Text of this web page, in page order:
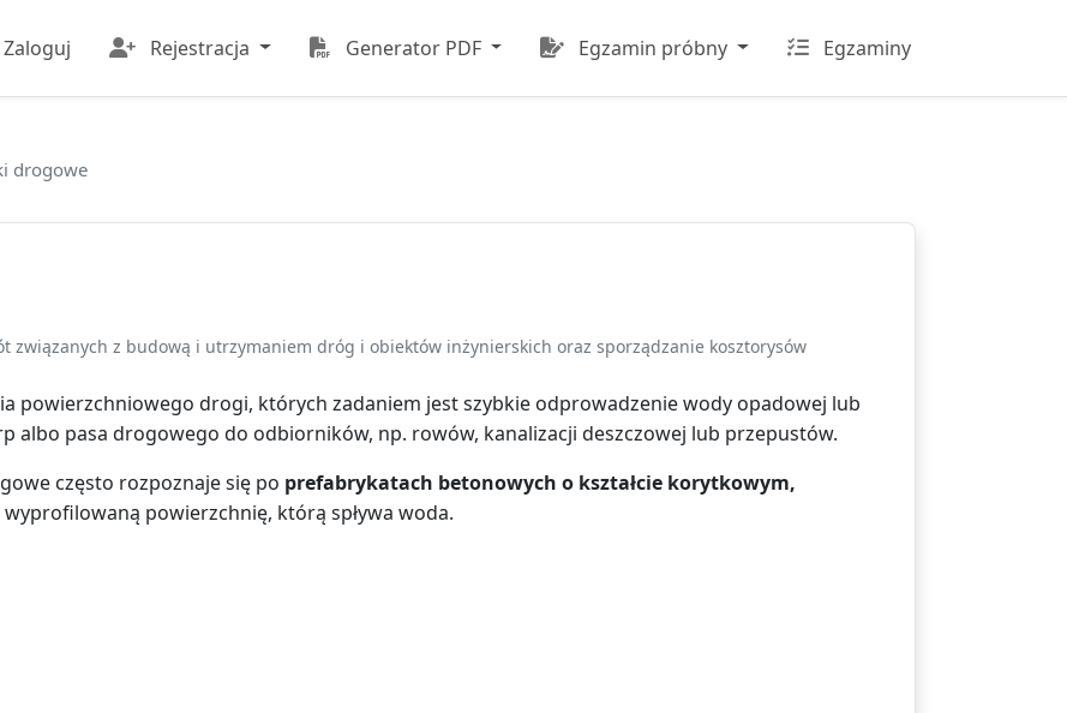
Zaloguj Rejestracja Generator PDF Egzamin próbny Egzaminy
drogowe
związanych z budową i utrzymaniem dróg i obiektów inżynierskich oraz sporządzanie kosztorysów
powierzchniowego drogi, których zadaniem jest szybkie odprowadzenie wody opadowej lub
albo pasa drogowego do odbiorników, np. rowów, kanalizacji deszczowej lub przepustów.
często rozpoznaje się po prefabrykatach betonowych o kształcie korytkowym,
wyprofilowaną powierzchnię, którą spływa woda.